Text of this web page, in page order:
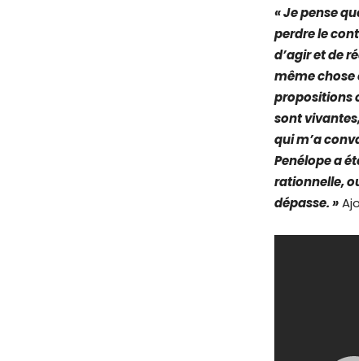
« Je pense
perdre le
d’agir et de
même chose
propositions
sont
qui m’a
Penélope a
rationnelle,
dépasse. »